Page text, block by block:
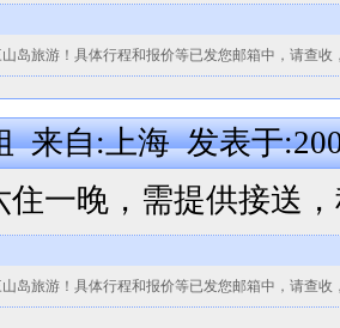
岛旅游！具体行程和报价等已发您邮箱中，请查收
来自:上海 发表于
住一晚，需提供接送
岛旅游！具体行程和报价等已发您邮箱中，请查收